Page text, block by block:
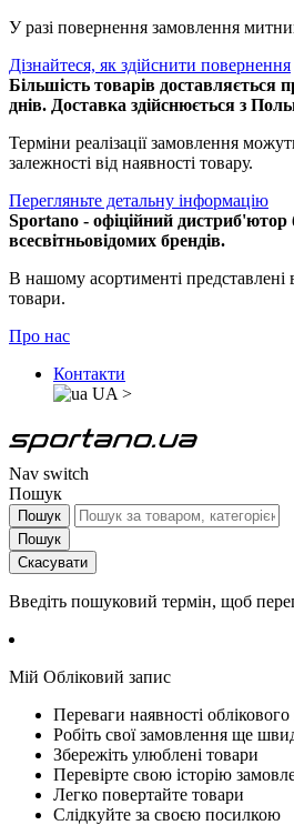
У разі повернення замовлення
Дізнайтеся, як здійснити повернення
Більшість товарів доставляється
днів. Доставка здійснюється з
Терміни реалізації замовлення
залежності від наявності товару.
Перегляньте детальну інформацію
Sportano - офіційний дистриб'ютор
всесвітньовідомих брендів.
В нашому асортименті представлені
товари.
Про нас
Контакти
UA >
Nav switch
Пошук
Пошук
Пошук
Скасувати
Введіть пошуковий термін, щоб
Мій Обліковий запис
Переваги наявності облікового
Робіть свої замовлення ще
Збережіть улюблені товари
Перевірте свою історію
Легко повертайте товари
Слідкуйте за своєю посилкою